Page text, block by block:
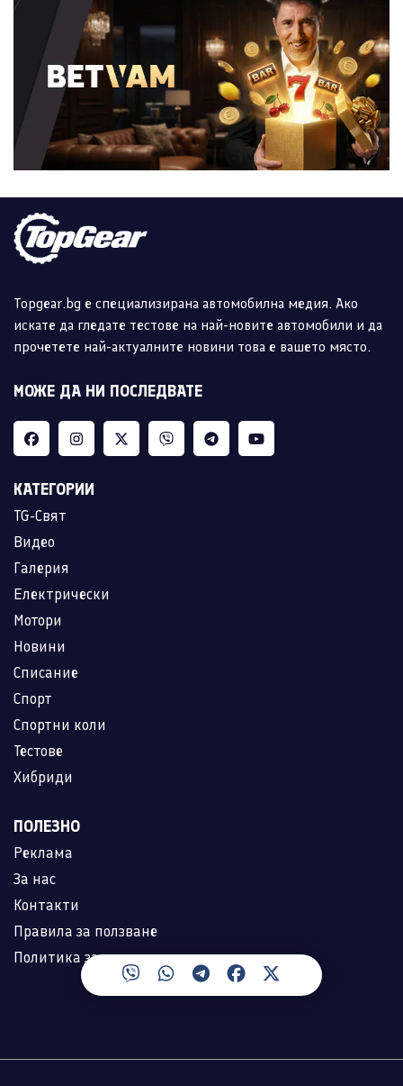
Topgear.bg е специализирана автомобилна медия. Ако
искате да гледате тестове на най-новите автомобили и да
прочетете най-актуалните новини това е вашето място.
МОЖЕ ДА НИ ПОСЛЕДВАТЕ
КАТЕГОРИИ
TG-Свят
Видео
Галерия
Електрически
Мотори
Новини
Списание
Спорт
Спортни коли
Тестове
Хибриди
ПОЛЕЗНО
Реклама
За нас
Контакти
Правила за ползване
Политика за лични данни